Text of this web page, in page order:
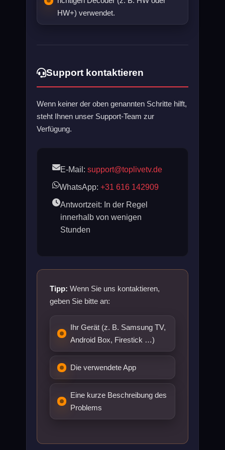
HW+) verwendet.
Support kontaktieren
Wenn keiner der oben genannten Schritte hilft,
steht Ihnen unser Support-Team zur
Verfügung.
E-Mail: support@toplivetv.de
WhatsApp: +31 616 142909
Antwortzeit: In der Regel
innerhalb von wenigen
Stunden
Tipp: Wenn Sie uns kontaktieren,
geben Sie bitte an:
Ihr Gerät (z. B. Samsung TV,
Android Box, Firestick …)
Die verwendete App
Eine kurze Beschreibung des
Problems